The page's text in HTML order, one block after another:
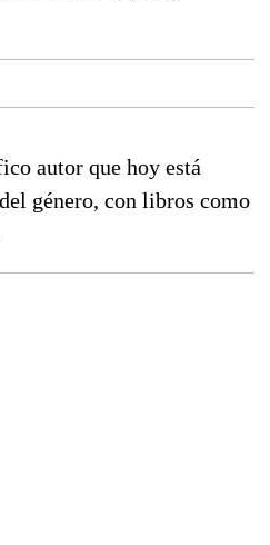
autor que hoy está
género, con libros como